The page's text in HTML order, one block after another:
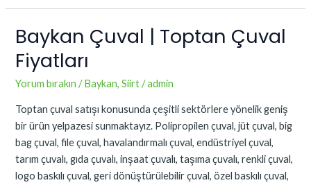
Baykan Çuval | Toptan Çuval
Fiyatları
Yorum bırakın /Baykan,Siirt/admin
Toptan çuval satışı konusunda çeşitli sektörlere yönelik geniş
bir ürün yelpazesi sunmaktayız. Polipropilen çuval, jüt çuval, big
bag çuval, file çuval, havalandırmalı çuval, endüstriyel çuval,
tarım çuvalı, gıda çuvalı, inşaat çuvalı, taşıma çuvalı, renkli çuval,
logo baskılı çuval, geri dönüştürülebilir çuval, özel baskılı çuval,
Baykan
|
Toptan
Fiyatları